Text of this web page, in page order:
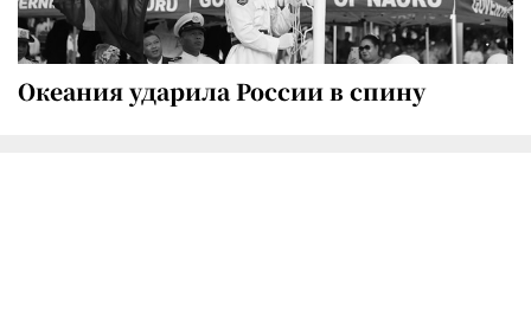
Океания ударила России в спину